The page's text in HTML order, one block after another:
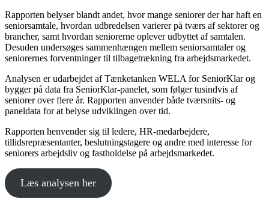
Rapporten belyser blandt andet, hvor mange seniorer der har haft en
seniorsamtale, hvordan udbredelsen varierer på tværs af sektorer og
brancher, samt hvordan seniorerne oplever udbyttet af samtalen.
Desuden undersøges sammenhængen mellem seniorsamtaler og
seniorernes forventninger til tilbagetrækning fra arbejdsmarkedet.
Analysen er udarbejdet af Tænketanken WELA for SeniorKlar og
bygger på data fra SeniorKlar-panelet, som følger tusindvis af
seniorer over flere år. Rapporten anvender både tværsnits- og
paneldata for at belyse udviklingen over tid.
Rapporten henvender sig til ledere, HR-medarbejdere,
tillidsrepræsentanter, beslutningstagere og andre med interesse for
seniorers arbejdsliv og fastholdelse på arbejdsmarkedet.
Læs analysen her